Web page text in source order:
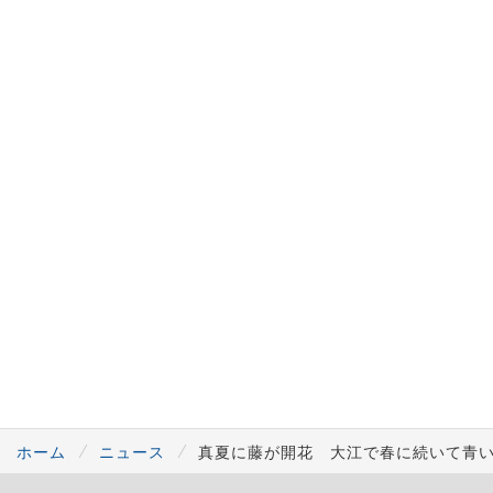
ホーム ニュース 真夏に藤が開花 大江で春に続いて青